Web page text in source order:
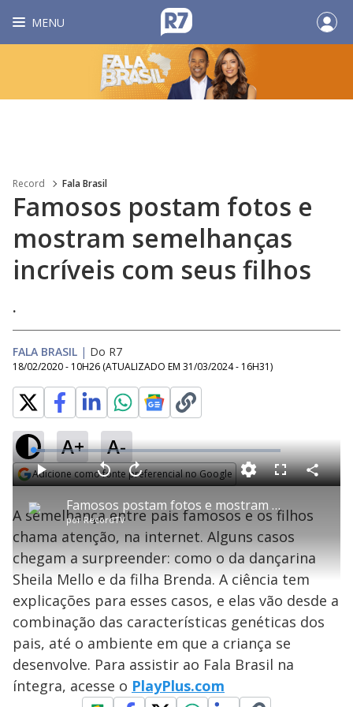
MENU
Record Fala Brasil
Famosos postam fotos e
mostram semelhanças
incríveis com seus filhos
.
FALA BRASIL | Do R7
18/02/2020 - 10H26 (ATUALIZADO EM 31/03/2024 - 16H31)
A+ A-
Adicione como fonte preferencial no Google
P
l
a
y
Famosos postam fotos e mostram semelhanças incríveis com seus filhos
por RecordTV
P V
t
a
r
1
0
e
g
u
n
d
s
A
n
ç
a
1
s
e
u
n
o
s
M
u
d
o
L
o
a
d
e
4
.
8
5
%
F
s
c
e
n
C
o
a
r
a
A semelhança entre pais famosos e os filhos
chama atenção, na internet. Alguns casos
chegam a surpreender: como o da dançarina
Sheila Mello e da filha Brenda. A ciência tem
explicações para esses casos, e elas vão desde a
combinação das características genéticas dos
pais, até o ambiente em que a criança se
desenvolve. Para assistir ao Fala Brasil na
íntegra, acesse o PlayPlus.com